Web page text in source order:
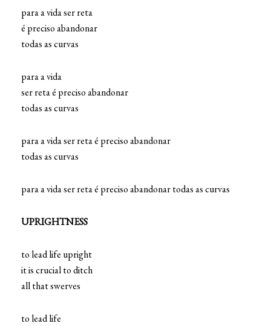
para a vida ser reta
é preciso abandonar
todas as curvas
para a vida
ser reta é preciso abandonar
todas as curvas
para a vida ser reta é preciso abandonar
todas as curvas
para a vida ser reta é preciso abandonar todas as curvas
UPRIGHTNESS
to lead life upright
it is crucial to ditch
all that swerves
to lead life